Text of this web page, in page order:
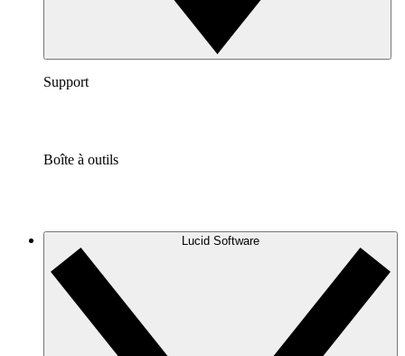
Support
Boîte à outils
Lucid Software